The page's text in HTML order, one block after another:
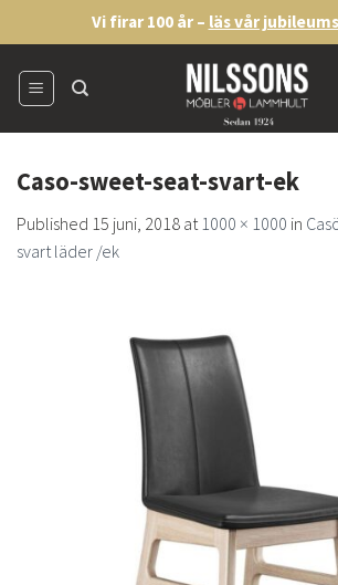
to
content
Vi firar 100 år – läs vår
Caso-sweet-seat-svart-ek
Published 15 juni, 2018 at1000 × 1000 in
svart läder /ek